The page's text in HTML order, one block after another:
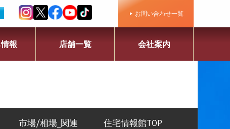
お問い合わせ一覧
報 店舗一覧 会社案内
市場/相場_関連 住宅情報館TOP